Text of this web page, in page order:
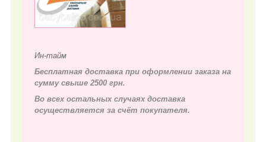
Ин-тайм
Бесплатная доставка при оформлении заказа на
сумму свыше 2500 грн.
Во всех остальных случаях доставка
осуществляется за счёт покупателя.